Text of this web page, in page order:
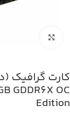
GDDR6X OC
Edition